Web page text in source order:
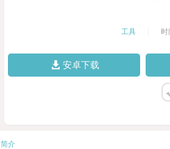
工具 时
安卓下载
简介